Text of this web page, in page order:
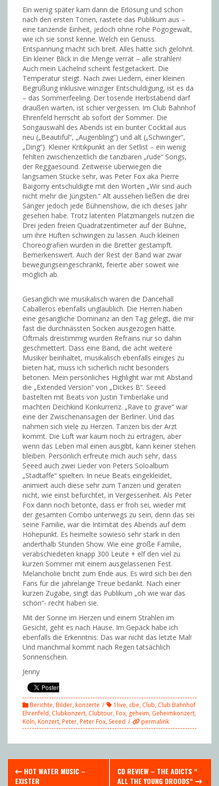
Ein wenig später kam dann die Erlösung und schon
nach den ersten Tönen, rastete das Publikum aus –
eine tanzende Einheit, jedoch ohne rohe Pogogewalt,
wie ich sie sonst kenne. Welch ein Genuss.
Entspannung macht sich breit. Alles hatte sich gelohnt.
Ein kleiner Blick in die Menge verrät – alle strahlen!
Auch mein Lächelnd scheint festgetackert. Die
Temperatur steigt. Nach zwei Liedern, einer kleinen
Begrüßung inklusive winziger Entschuldigung, ist es da
– das Sommerfeeling. Der tosende Herbstabend darf
draußen warten, ist schier vergessen. Im Club Bahnhof
Ehrenfeld herrscht ab sofort der Sommer. Die
Songauswahl des Abends ist ein bunter Cocktail aus
neu („Beautiful“, „Augenbling“) und alt („Schwinger“,
„Ding“). Kleiner Kritikpunkt an der Setlist – ein wenig
fehlten zwischenzeitlich die tanzbaren „rude“ Songs,
der Reggaesound. Zeitweise überwiegen die
langsamen Stücke sehr, was Peter Fox aka Pierre
Baigorry entschuldigte mit den Worten „Wir sind auch
nicht mehr die Jüngsten.“ Alt aussehen ließen die drei
Sänger jedoch jede Bühnenshow, die ich dieses Jahr
gesehen habe. Trotz latenten Platzmangels nutzen die
Drei jeden freien Quadratzentimeter auf der Bühne,
um ihre Hüften schwingen zu lassen. Auch kleinen
Choreografien wurden in die Bretter gestampft.
Bemerkenswert. Auch der Rest der Band war zwar
bewegungseingeschränkt, feierte aber soweit wie
möglich ab.
Gesanglich wie musikalisch waren die Dancehall
Caballeros ebenfalls unglaublich. Die Herren haben
eine gesangliche Dominanz an den Tag gelegt, die mir
fast die durchnässten Socken ausgezogen hätte.
Oftmals dreistimmig wurden Refrains nur so dahin
geschmettert. Dass eine Band, die acht weitere
Musiker beinhaltet, musikalisch ebenfalls einiges zu
bieten hat, muss ich sicherlich nicht besonders
betonen. Mein persönliches Highlight war mit Abstand
die „Extended Version“ von „Dickes B“. Seeed
bastelten mit Beats von Justin Timberlake und
machten Deichkind Konkurrenz. „Rave to grave“ war
eine der Zwischenansagen der Berliner. Und das
nahmen sich viele zu Herzen. Tanzen bis der Arzt
kommt. Die Luft war kaum noch zu ertragen, aber
wenn das Leben mal einen ausgibt, kann keiner stehen
bleiben. Persönlich erfreute mich auch sehr, dass
Seeed auch zwei Lieder von Peters Soloalbum
„Stadtaffe“ spielten. In neue Beats eingekleidet,
animiert auch diese sehr zum Tanzen und geraten
nicht, wie einst befürchtet, in Vergessenheit. Als Peter
Fox dann noch betonte, dass er froh sei, wieder mit
der gesamten Combo unterwegs zu sein, denn das sei
seine Familie, war die Intimität des Abends auf dem
Höhepunkt. Es heimelte sowieso sehr stark in den
anderthalb Stunden Show. Wie eine große Familie,
verabschiedeten knapp 300 Leute + elf den viel zu
kurzen Sommer mit einem ausgelassenen Fest.
Melancholie bricht zum Ende aus. Es wird sich bei den
Fans für die jahrelange Treue bedankt. Nach einer
kurzen Zugabe, singt das Publikum „oh wie war das
schön“- recht haben sie.
Mit der Sonne im Herzen und einem Strahlen im
Gesicht, geht es nach Hause. Im Gepäck habe ich
ebenfalls die Erkenntnis: Das war nicht das letzte Mal!
Und manchmal kommt nach Regen tatsächlich
Sonnenschein.
Jenny
Berichte,Bilder,konzerte 1live, cbe, Club, Club Bahnhof
Ehrenfeld, Clubkonzert, Clubtour,Fox, geheim, Geheimkonzert,
Köln,Konzert,Peter,Peter Fox, Seeed permalink
PostHOT WATER MUSIC –
EXISTER
CD REVIEW – THE ADICTS “
ALL THE YOUNG DROODS“